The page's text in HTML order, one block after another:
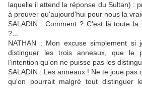
laquelle il attend la réponse du Sultan) :
à prouver qu'aujourd'hui pour nous la
SALADIN : Comment ? C'est là toute la
?...
NATHAN : Mon excuse simplement
distinguer les trois anneaux, que le
l'intention qu'on ne puisse pas les
SALADIN : Les anneaux ! Ne te joue pas
qu'on pourrait malgré tout distinguer